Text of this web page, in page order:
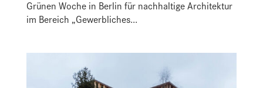
Grünen Woche in Berlin für nachhaltige Architektur
im Bereich „Gewerbliches...